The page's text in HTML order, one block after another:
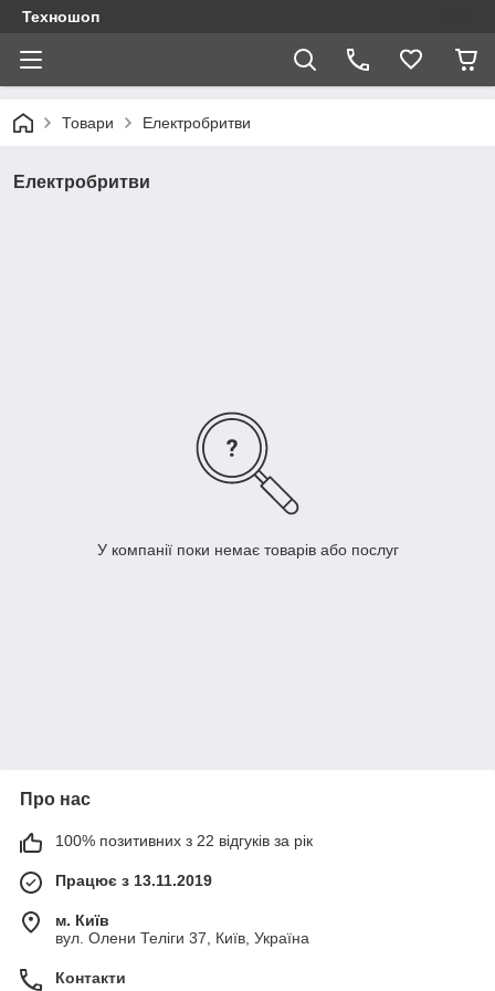
Техношоп
Товари Електробритви
Електробритви
У компанії поки немає товарів або послуг
Про нас
100% позитивних з 22 відгуків за рік
Працює з 13.11.2019
м. Київ
вул. Олени Теліги 37, Київ, Україна
Контакти